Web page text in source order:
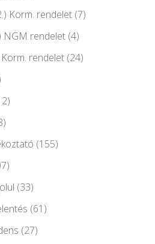
Korm. rendelet (7)
NGM rendelet (4)
rendelet (24)
(155)
(33)
(61)
(27)